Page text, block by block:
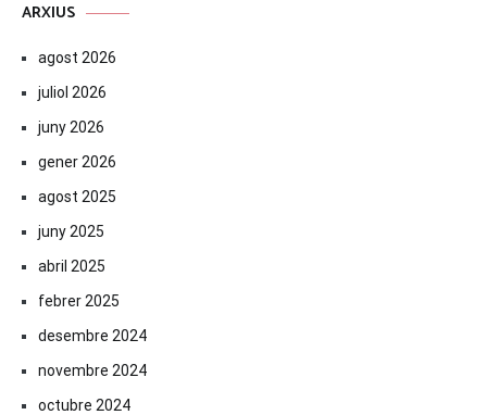
ARXIUS
agost 2026
juliol 2026
juny 2026
gener 2026
agost 2025
juny 2025
abril 2025
febrer 2025
desembre 2024
novembre 2024
octubre 2024